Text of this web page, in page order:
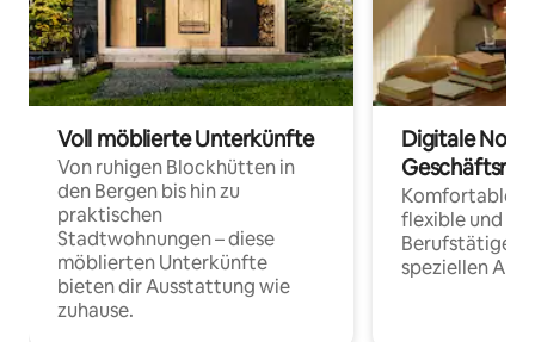
Voll möblierte Unterkünfte
Von ruhigen Blockhütten in
den Bergen bis hin zu
praktischen
Stadtwohnungen – diese
möblierten Unterkünfte
bieten dir Ausstattung wie
zuhause.
Digitale
Komfortable
flexible und
Berufstätige
speziellen